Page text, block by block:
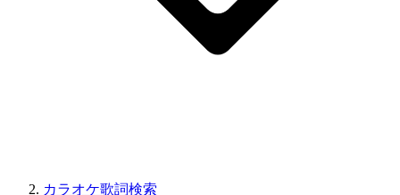
カラオケ歌詞検索